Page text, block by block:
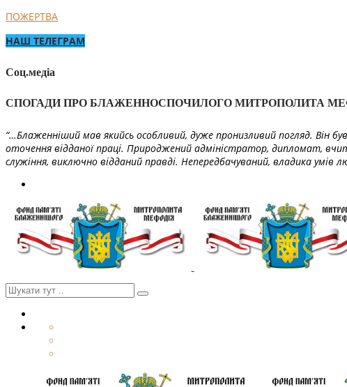
ПОЖЕРТВА
НАШ ТЕЛЕГРАМ
Соц.медіа
СПОГАДИ ПРО БЛАЖЕННОСПОЧИЛОГО МИТРОПОЛИТА
“…Блаженніший мав якийсь особливий, дуже пронизливий погляд. Він
оточення відданої праці. Природжений адміністратор, дипломат,
служіння, виключно відданий правді. Непередбачуваний, владика умів